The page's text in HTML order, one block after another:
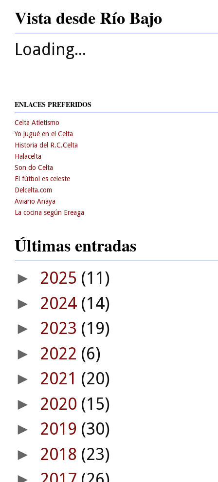
Vista desde Río Bajo
Loading...
ENLACES PREFERIDOS
Celta Atletismo
Yo jugué en el Celta
Historia del R.C.Celta
Halacelta
Son do Celta
El fútbol es celeste
Delcelta.com
Aviario Anaya
La cocina según Ereaga
Últimas entradas
► 2025 (11)
► 2024 (14)
► 2023 (19)
► 2022 (6)
► 2021 (20)
► 2020 (15)
► 2019 (30)
► 2018 (23)